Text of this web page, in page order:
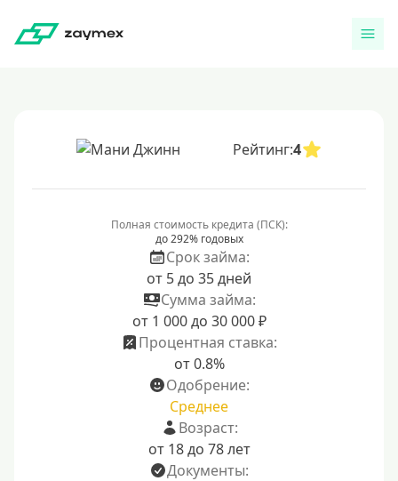
Рейтинг:4
Полная стоимость кредита (ПСК):
до 292% годовых
Срок займа:
от 5 до 35 дней
Сумма займа:
от 1 000 до 30 000 ₽
Процентная ставка:
от 0.8%
Одобрение:
Среднее
Возраст:
от 18 до 78 лет
Документы: